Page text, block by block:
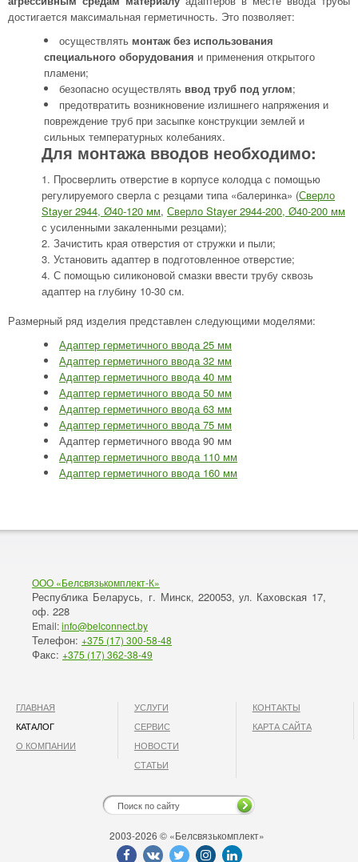
достигается максимальная герметичность. Это позволяет:
осуществлять монтаж без использования
специального оборудования и применения открытого
пламени;
безопасно осуществлять ввод труб под углом;
предотвратить возникновение излишнего напряжения и
повреждение труб при засыпке конструкции землей и
сильных температурных колебаниях.
Для монтажа вводов необходимо:
Просверлить отверстие в корпусе колодца с помощью
регулируемого сверла с резцами типа «балеринка» (Сверло
Stayer 2944, Ø40-120 мм, Сверло Stayer 2944-200, Ø40-200 мм
с усиленными закаленными резцами);
Зачистить края отверстия от стружки и пыли;
Установить адаптер в подготовленное отверстие;
С помощью силиконовой смазки ввести трубу сквозь
адаптер на глубину 10-30 см.
Размерный ряд изделия представлен следующими моделями:
Адаптер герметичного ввода 25 мм
Адаптер герметичного ввода 32 мм
Адаптер герметичного ввода 40 мм
Адаптер герметичного ввода 50 мм
Адаптер герметичного ввода 63 мм
Адаптер герметичного ввода 75 мм
Адаптер герметичного ввода 90 мм
Адаптер герметичного ввода 110 мм
Адаптер герметичного ввода 160 мм
ООО «Белсвязькомплект-К»
Республика Беларусь, г. Минск, 220053, ул. Каховская 17,
оф. 228
Email:info@belconnect.by
Телефон: +375 (17) 300-58-48
Факс: +375 (17) 362-38-49
ГЛАВНАЯ
КАТАЛОГ
О КОМПАНИИ
УСЛУГИ
СЕРВИС
НОВОСТИ
СТАТЬИ
КОНТАКТЫ
КАРТА САЙТА
2003-2026 © «Белсвязькомплект»